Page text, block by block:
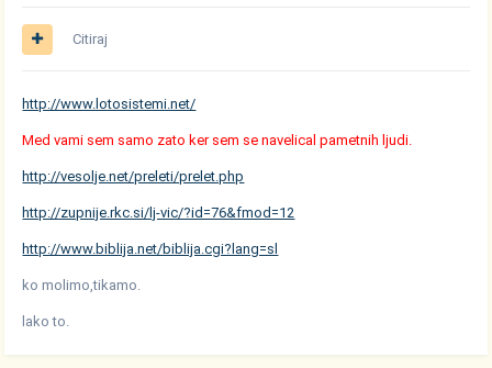
Citiraj
http://www.lotosistemi.net/
Med vami sem samo zato ker sem se navelical pametnih ljudi.
http://vesolje.net/preleti/prelet.php
http://zupnije.rkc.si/lj-vic/?id=76&fmod=12
http://www.biblija.net/biblija.cgi?lang=sl
ko molimo,tikamo.
lako to.